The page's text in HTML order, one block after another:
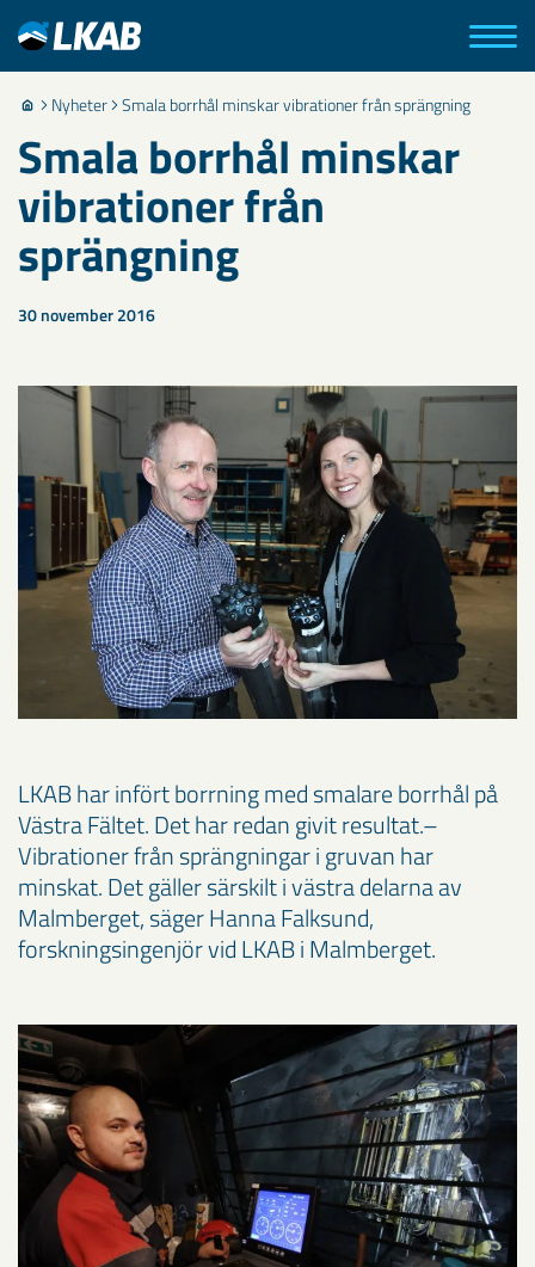
Nyheter Smala borrhål minskar vibrationer från sprängning
Smala borrhål minskar
vibrationer från
sprängning
30 november 2016
LKAB har infört borrning med smalare borrhål på
Västra Fältet. Det har redan givit resultat.–
Vibrationer från sprängningar i gruvan har
minskat. Det gäller särskilt i västra delarna av
Malmberget, säger Hanna Falksund,
forskningsingenjör vid LKAB i Malmberget.